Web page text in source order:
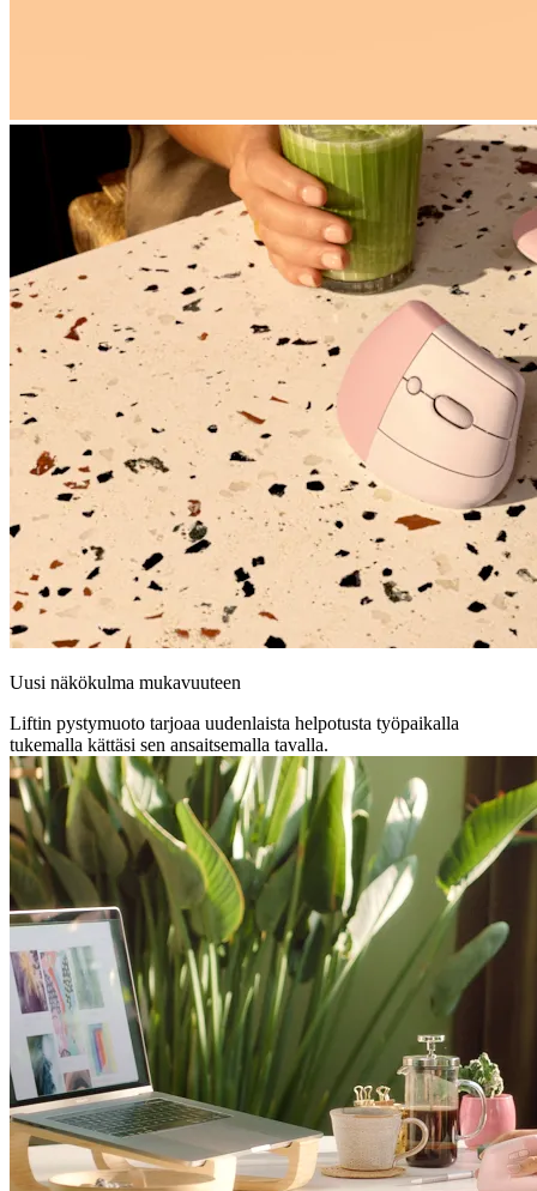
Uusi näkökulma mukavuuteen
Liftin pystymuoto tarjoaa uudenlaista helpotusta työpaikalla
tukemalla kättäsi sen ansaitsemalla tavalla.